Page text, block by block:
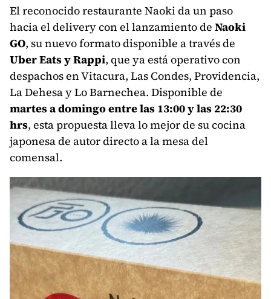
El reconocido restaurante Naoki da un paso
hacia el delivery con el lanzamiento de Naoki
GO, su nuevo formato disponible a través de
Uber Eats y Rappi, que ya está operativo con
despachos en Vitacura, Las Condes, Providencia,
La Dehesa y Lo Barnechea. Disponible de
martes a domingo entre las 13:00 y las 22:30
hrs, esta propuesta lleva lo mejor de su cocina
japonesa de autor directo a la mesa del
comensal.